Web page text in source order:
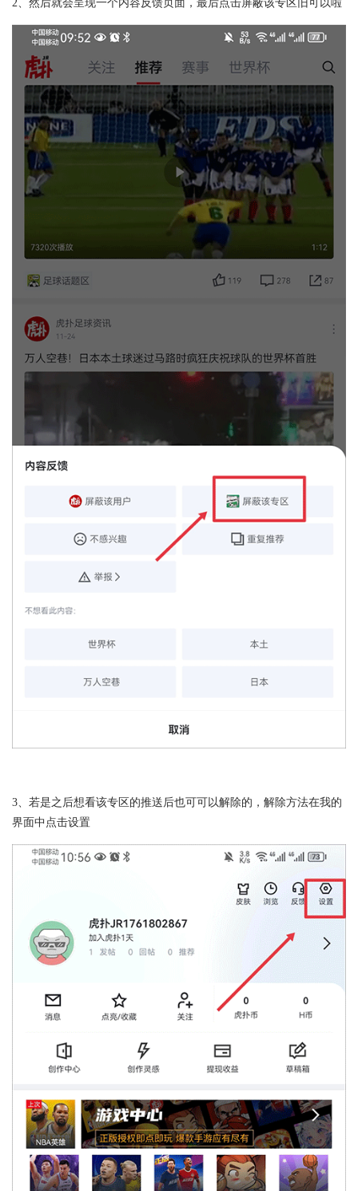
2、然后就会呈现一个内容反馈页面，最后点击屏蔽该专区旧可以啦
3、若是之后想看该专区的推送后也可可以解除的，解除方法在我的
界面中点击设置